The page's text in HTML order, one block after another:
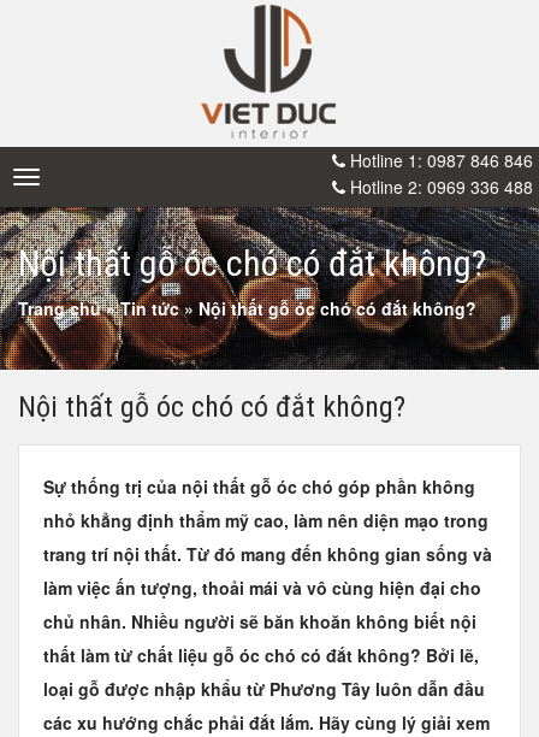
Toggle
navigation
Hotline 1: 0987 846 846
Hotline 2: 0969 336 488
Nội thất gỗ óc chó có đắt không?
Trang chủ»Tin tức»Nội thất gỗ óc chó có đắt không?
Nội thất gỗ óc chó có đắt không?
Sự thống trị của nội thất gỗ óc chó góp phần không
nhỏ khẳng định thẩm mỹ cao, làm nên diện mạo trong
trang trí nội thất. Từ đó mang đến không gian sống và
làm việc ấn tượng, thoải mái và vô cùng hiện đại cho
chủ nhân. Nhiều người sẽ băn khoăn không biết nội
thất làm từ chất liệu gỗ óc chó có đắt không? Bởi lẽ,
loại gỗ được nhập khẩu từ Phương Tây luôn dẫn đầu
các xu hướng chắc phải đắt lắm. Hãy cùng lý giải xem